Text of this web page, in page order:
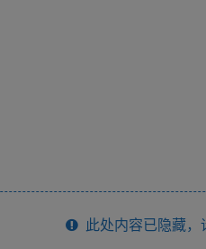
此处内容已隐藏